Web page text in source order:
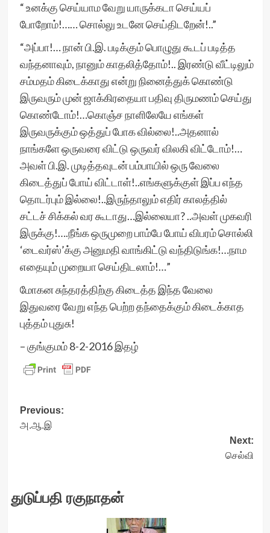
“ உனக்கு செய்யாம வேறு யாருக்கடா செய்யப்
போறோம்!…… சொல்லு உடனே செய்திடறேன்!..”
“அப்பா!… நான் பி.இ. படிக்கும் பொழுது கூடப் படித்த
வந்தனாவும், நானும் காதலித்தோம்!.. இரண்டு வீட்டிலும்
சம்மதம் கிடைக்காது என்று நினைத்துக் கொண்டு
இருவரும் முன் ஜாக்கிரதையா பதிவு திருமணம் செய்து
கொண்டோம்!…கொஞ்ச நாளிலேயே எங்கள்
இருவருக்கும் ஒத்துப் போக வில்லை!..அதனால்
நாங்களே ஒருவரை விட்டு ஒருவர் விலகி விட்டோம்!…
அவள் பி.இ. முடித்தவுடன் பம்பாயில் ஒரு வேலை
கிடைத்துப் போய் விட்டாள்!..எங்களுக்குள் இப்ப எந்த
தொடர்பும் இல்லை!..இருந்தாலும் எதிர் காலத்தில்
சட்டச் சிக்கல் வர கூடாது…இல்லையா? ..அவள் முகவரி
இருக்கு!….நீங்க ஒருமுறை பாம்பே போய் விபரம் சொல்லி
‘டைவர்ஸ்’க்கு அனுமதி வாங்கிட்டு வந்திடுங்க!…நாம
எதையும் முறையா செய்திடலாம்!…”
மோகன சுந்தரத்திற்கு கிடைத்த இந்த வேலை
இதுவரை வேறு எந்த பெற்ற தந்தைக்கும் கிடைக்காத
புத்தம் புதுசு!
– குங்குமம் 8-2-2016 இதழ்
Post
navigation
Previous:
அ.ஆ.இ
Next:
செல்வி
துடுப்பதி ரகுநாதன்